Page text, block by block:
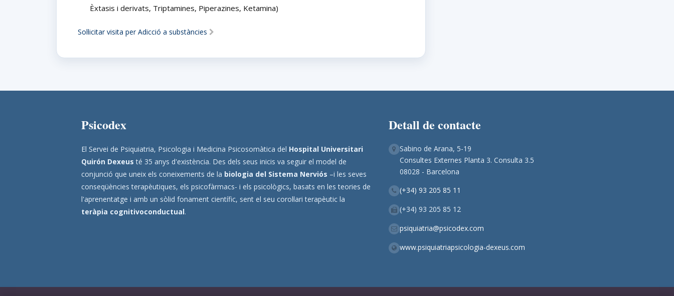
Èxtasis i derivats, Triptamines, Piperazines, Ketamina)
Sol·licitar visita per Adicció a substàncies
Psicodex
El Servei de Psiquiatria, Psicologia i Medicina Psicosomàtica del Hospital Universitari
Quirón Dexeus té 35 anys d'existència. Des dels seus inicis va seguir el model de
conjunció que uneix els coneixements de la biologia del Sistema Nerviós –i les seves
conseqüències terapèutiques, els psicofàrmacs- i els psicològics, basats en les teories de
l'aprenentatge i amb un sòlid fonament científic, sent el seu corol·lari terapèutic la
teràpia cognitivoconductual.
Detall de contacte
Sabino de Arana, 5-19
Consultes Externes Planta 3. Consulta 3.5
08028 - Barcelona
(+34) 93 205 85 11
(+34) 93 205 85 12
psiquiatria@psicodex.com
www.psiquiatriapsicologia-dexeus.com